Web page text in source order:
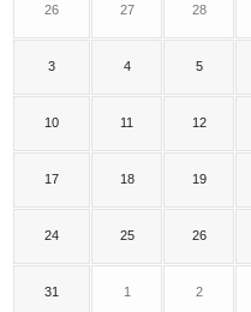
26 27 28
3 4 5
10 11 12
17 18 19
24 25 26
31 1 2